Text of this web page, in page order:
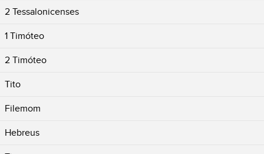
2 Tessalonicenses
1 Timóteo
2 Timóteo
Tito
Filemom
Hebreus